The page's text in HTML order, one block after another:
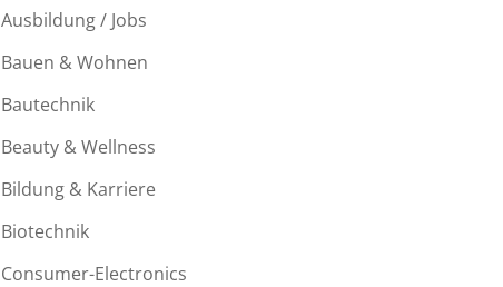
Ausbildung / Jobs
Bauen & Wohnen
Bautechnik
Beauty & Wellness
Bildung & Karriere
Biotechnik
Consumer-Electronics